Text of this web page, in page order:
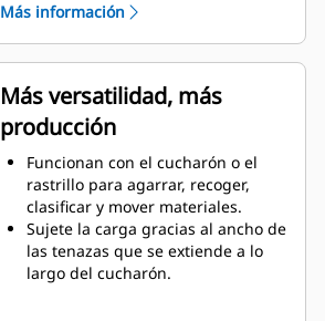
Realice con facilidad tareas debajo
de la superficie y verticales.
Aumente la productividad de la
máquina desde la excavación
hasta la manipulación de
materiales.
Más información
Más versatilidad, más
producción
Funcionan con el cucharón o el
rastrillo para agarrar, recoger,
clasificar y mover materiales.
Sujete la carga gracias al ancho de
las tenazas que se extiende a lo
largo del cucharón.